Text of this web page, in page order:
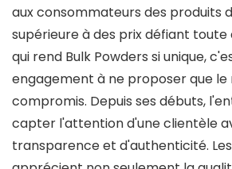
aux consommateurs des produits
supérieure à des prix défiant
qui rend Bulk Powders si unique,
engagement à ne proposer que le
compromis. Depuis ses débuts,
capter l'attention d'une clientèle
transparence et d'authenticité.